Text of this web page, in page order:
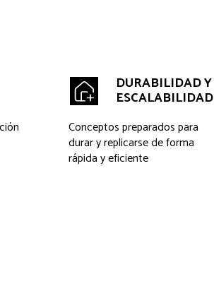
DURABILIDAD Y
ESCALABILIDAD
Conceptos preparados para
durar y replicarse de forma
rápida y eficiente